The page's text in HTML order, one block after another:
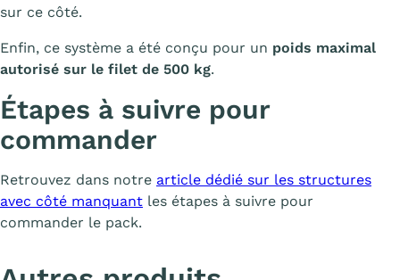
sur ce côté.
Enfin, ce système a été conçu pour un poids maximal
autorisé sur le filet de 500 kg.
Étapes à suivre pour
commander
Retrouvez dans notre article dédié sur les structures
avec côté manquant les étapes à suivre pour
commander le pack.